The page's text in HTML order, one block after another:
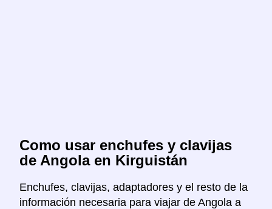
Como usar enchufes y clavijas
de Angola en Kirguistán
Enchufes, clavijas, adaptadores y el resto de la
información necesaria para viajar de Angola a